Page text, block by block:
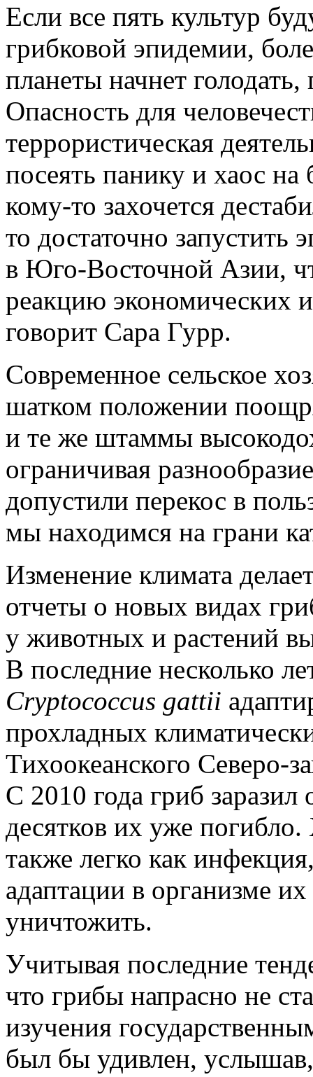
Если все пять культур
грибковой эпидемии,
планеты начнет
Опасность для
террористическая
посеять панику и хаос
кому-то захочется
то достаточно
в Юго-Восточной Азии,
реакцию экономических
говорит Сара Гурр.
Современное сельское
шатком положении
и те же штаммы
ограничивая
допустили перекос в
мы находимся на грани
Изменение климата
отчеты о новых видах
у животных и растений
В последние несколько
Cryptococcus gattii
прохладных
Тихоокеанского Северо-
С 2010 года гриб заразил
десятков их уже
также легко как
адаптации в организме
уничтожить.
Учитывая последние
что грибы напрасно не
изучения
был бы удивлен, услышав,